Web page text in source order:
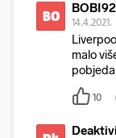
BO BOBI92
14.4.2021.
malo
pobjeda
10